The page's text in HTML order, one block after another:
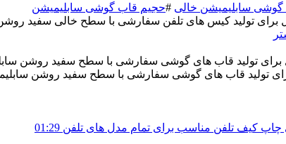
سابلیمیشن خالی #حجیم قاب گوشی سابلیمیشن
برای تولید کیس های تلفن سفارشی با سطح خالی سفید
تولید قاب های گوشی سفارشی با سطح سفید روشن
01:29